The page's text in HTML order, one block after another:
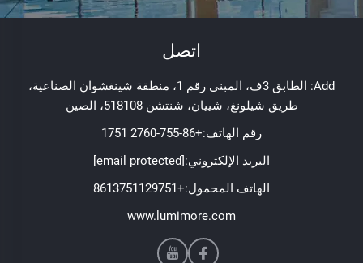
اتصل
Add: الطابق 3ف، المبنى رقم 1، منطقة شينغشوان الصناعية،
طريق شيلونغ، شييان، شنتشن 518108، الصين
رقم الهاتف:+86-755-2760 1751
البريد الإلكتروني:[email protected]
الهاتف المحمول:+8613751129751
www.lumimore.com